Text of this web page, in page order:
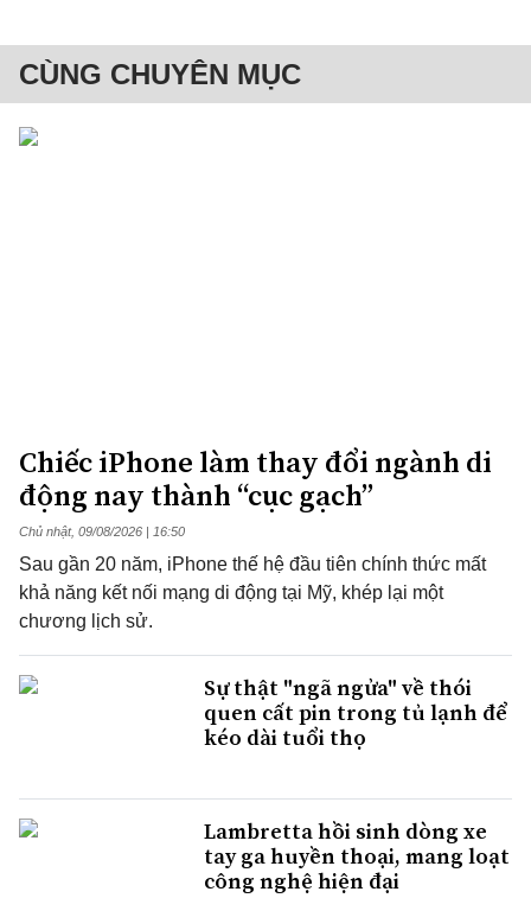
CÙNG CHUYÊN MỤC
Chiếc iPhone làm thay đổi ngành di
động nay thành “cục gạch”
Chủ nhật, 09/08/2026 | 16:50
Sau gần 20 năm, iPhone thế hệ đầu tiên chính thức mất
khả năng kết nối mạng di động tại Mỹ, khép lại một
chương lịch sử.
Sự thật "ngã ngửa" về thói
quen cất pin trong tủ lạnh để
kéo dài tuổi thọ
Lambretta hồi sinh dòng xe
tay ga huyền thoại, mang loạt
công nghệ hiện đại